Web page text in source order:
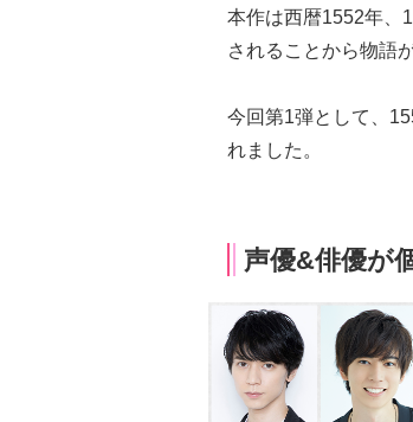
本作は西暦1552年、
されることから物語
今回第1弾として、
れました。
声優&俳優が